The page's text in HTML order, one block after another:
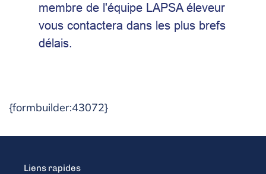
membre de l'équipe LAPSA éleveur
vous contactera dans les plus brefs
délais.
{formbuilder:43072}
Liens rapides